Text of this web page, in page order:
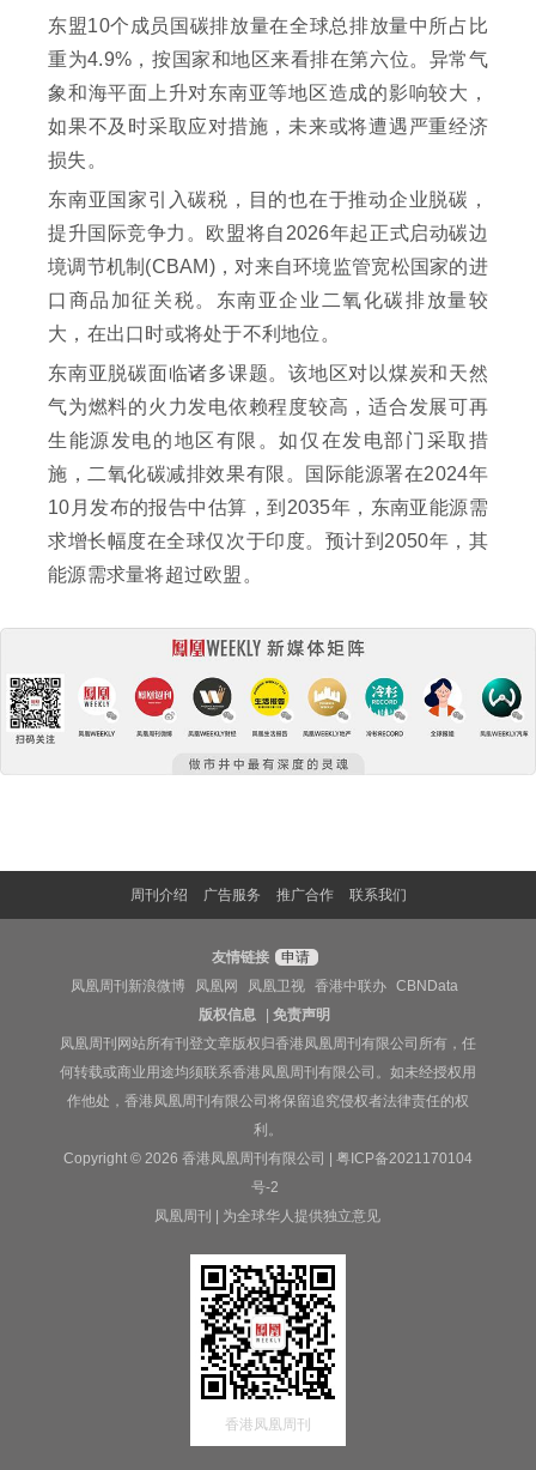
东盟10个成员国碳排放量在全球总排放量中所占比
重为4.9%，按国家和地区来看排在第六位。异常气
象和海平面上升对东南亚等地区造成的影响较大，
如果不及时采取应对措施，未来或将遭遇严重经济
损失。
东南亚国家引入碳税，目的也在于推动企业脱碳，
提升国际竞争力。欧盟将自2026年起正式启动碳边
境调节机制(CBAM)，对来自环境监管宽松国家的进
口商品加征关税。东南亚企业二氧化碳排放量较
大，在出口时或将处于不利地位。
东南亚脱碳面临诸多课题。该地区对以煤炭和天然
气为燃料的火力发电依赖程度较高，适合发展可再
生能源发电的地区有限。如仅在发电部门采取措
施，二氧化碳减排效果有限。国际能源署在2024年
10月发布的报告中估算，到2035年，东南亚能源需
求增长幅度在全球仅次于印度。预计到2050年，其
能源需求量将超过欧盟。
周刊介绍 广告服务 推广合作 联系我们
友情链接
申请
凤凰周刊新浪微博
凤凰网 凤凰卫视 香港中联办
CBNData
版权信息
|免责声明
凤凰周刊网站所有刊登文章版权归香港凤凰周刊有限公司所有，任
何转载或商业用途均须联系香港凤凰周刊有限公司。如未经授权用
作他处，香港凤凰周刊有限公司将保留追究侵权者法律责任的权
利。
Copyright © 2026 香港凤凰周刊有限公司 | 粤ICP备2021170104
号-2
凤凰周刊 | 为全球华人提供独立意见
香港凤凰周刊